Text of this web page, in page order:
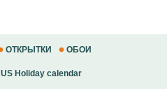
ОТКРЫТКИ ОБОИ
US Holiday calendar